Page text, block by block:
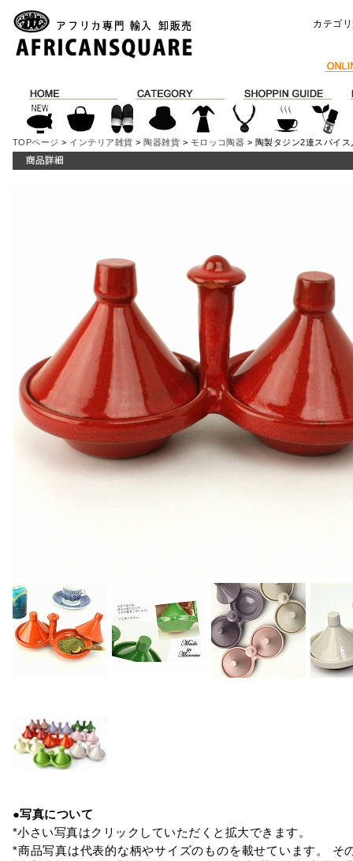
カテゴ
TOPページ > インテリア雑貨 >陶器雑貨 > モロッコ陶器 > 陶製タジン2連スパイ
●写真について
*小さい写真はクリックしていただくと拡大できます。
*商品写真は代表的な柄やサイズのものを載せています。 そ